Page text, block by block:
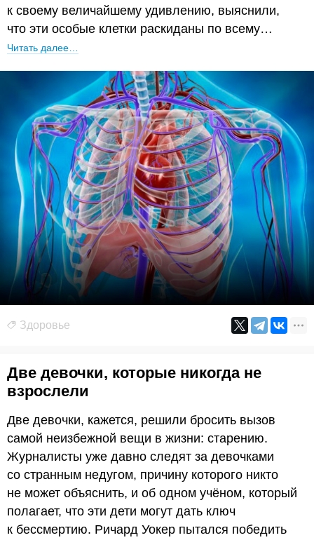
к своему величайшему удивлению, выяснили,
что эти особые клетки раскиданы по всему…
Читать далее…
Здоровье
Две девочки, которые никогда не
взрослели
Две девочки, кажется, решили бросить вызов
самой неизбежной вещи в жизни: старению.
Журналисты уже давно следят за девочками
со странным недугом, причину которого никто
не может объяснить, и об одном учёном, который
полагает, что эти дети могут дать ключ
к бессмертию. Ричард Уокер пытался победить